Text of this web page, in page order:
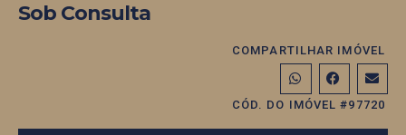
Sob Consulta
COMPARTILHAR IMÓVEL
CÓD. DO IMÓVEL #97720